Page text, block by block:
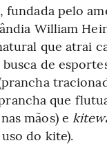
fundada pelo
William
que atrai
de
que
mãos) e
do kite).